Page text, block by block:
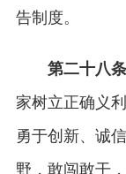
告制度。
第二十八条
家树立正确义
勇于创新、诚
野，敢闯敢干